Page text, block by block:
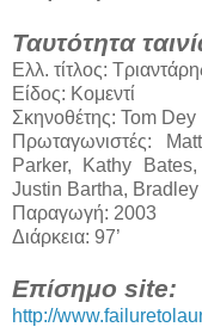
Ταυτότητα
Ελλ. τίτλος:
Είδος: Κομεντί
Σκηνοθέτης: Tom Dey
Πρωταγωνιστές:
Parker, Kathy
Justin Bartha,
Παραγωγή: 2003
Διάρκεια: 97’
Επίσημο site:
http://